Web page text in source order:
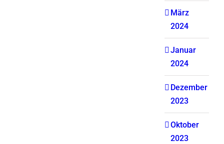
März
2024
Januar
2024
Dezember
2023
Oktober
2023